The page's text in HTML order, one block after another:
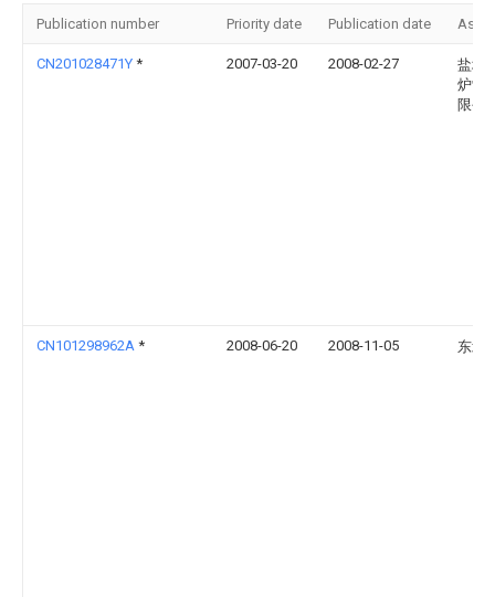
Publication number Priority date Publication date
CN201028471Y * 2007-03-20 2008-02-27
盐城
炉制
限公
CN101298962A * 2008-06-20 2008-11-05 东北